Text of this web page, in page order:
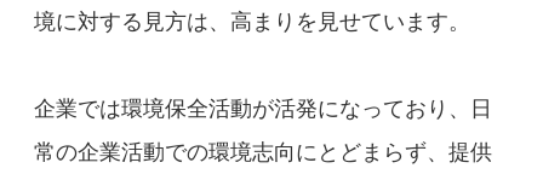
境に対する見方は、高まりを見せています。
企業では環境保全活動が活発になっており、日
常の企業活動での環境志向にとどまらず、提供